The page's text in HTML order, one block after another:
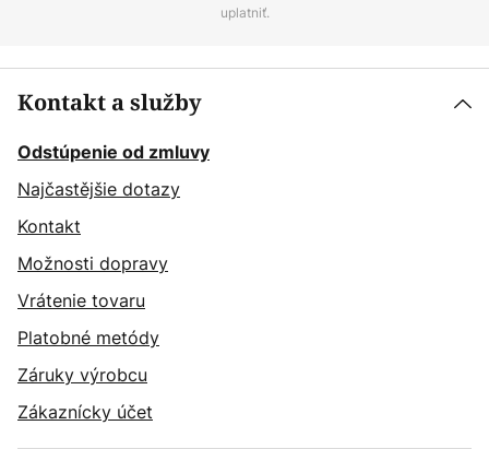
uplatniť.
Kontakt a služby
Odstúpenie od zmluvy
Najčastějšie dotazy
Kontakt
Možnosti dopravy
Vrátenie tovaru
Platobné metódy
Záruky výrobcu
Zákaznícky účet